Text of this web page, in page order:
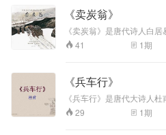
直吹得民穷
家破人亡。
有正面提到
字样，却活
的言行，一部分是孔子弟子
弟子言行的语录体文集，儒
选自《论语译注》（杨伯峻
年版）《论语》儒家经典著
弟子言行的一部书。共20篇
《卖炭翁》
《卖炭翁》是唐代诗人白居
组诗中的一篇。
41 1期
《兵车行》
《兵车行》是唐代大诗人杜
诗以“道旁过者问行人”为界
别的惨状，是纪事；次段传
29 1期